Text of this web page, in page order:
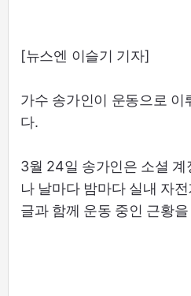
[뉴스엔 이슬기 기자]
가수 송가인이 운동으로 이
다.
3월 24일 송가인은 소셜 계
나 날마다 밤마다 실내 자
글과 함께 운동 중인 근황